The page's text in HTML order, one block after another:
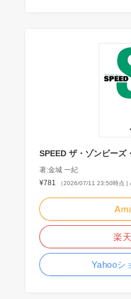
SPEED ザ・ゾンビーズ
著:金城 一紀
¥781
（2026/07/11 23:50時点 |
楽
Yahooシ